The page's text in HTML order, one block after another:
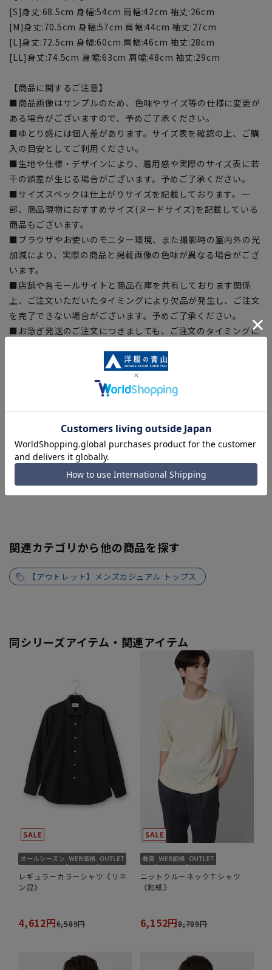
[S]身丈:68.5cm 身幅:54cm 肩幅:42cm 袖丈:26cm
[M]身丈:70.5cm 身幅:57cm 肩幅:44cm 袖丈:27cm
[L]身丈:72.5cm 身幅:60cm 肩幅:46cm 袖丈:28cm
[LL]身丈:74.5cm 身幅:63cm 肩幅:48cm 袖丈:29cm
【商品に関するご注意】
■商品画像はサンプルのため、色味やサイズ等の仕様に変更が
ある場合がございますので、予めご了承ください。
■ゆとり感には個人差があります。サイズ表を確認の上、ご購
入の目安としてご利用ください。
■生地や仕様・デザインにより、着用感や実際のサイズ表に若
干の誤差が生じる場合がございます。予めご了承ください。
■サイズスペックは仕上がりサイズを記載しております。一
部、商品現物におすすめサイズ(ヌードサイズ)を記載している
商品もございます。
■ブラウザやお使いのモニター環境、また撮影時の室内外の光
加減により、実際の商品と掲載画像の色味が異なる場合がござ
います。
■店舗や各モールサイトと商品在庫を共有しております関係
上、ご注文いただいたタイミングにより欠品が発生し、ご注文
を完了できない場合がございます。予めご了承ください。
■お急ぎ発送のご注文につきましても、ご注文のタイミングに
関連カテゴリから他の商品を探す
【アウトレット】メンズカジュアル トップス
同シリーズアイテム・関連アイテム
レギュラーカラーシャツ《リネ
ン混》
4,612円6,589円
ニットクルーネックＴシャツ
《和紙》
6,152円8,789円